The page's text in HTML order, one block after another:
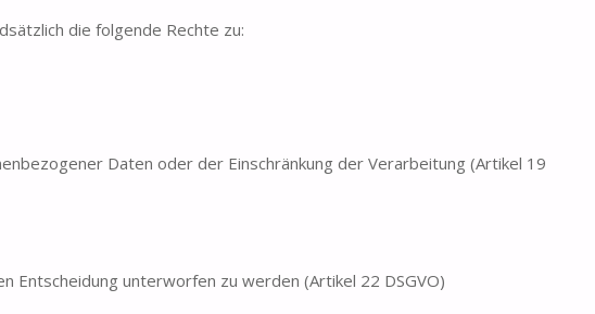
die folgende Rechte zu:
Daten oder der Einschränkung der Verarbeitung (Artikel 19
unterworfen zu werden (Artikel 22 DSGVO)